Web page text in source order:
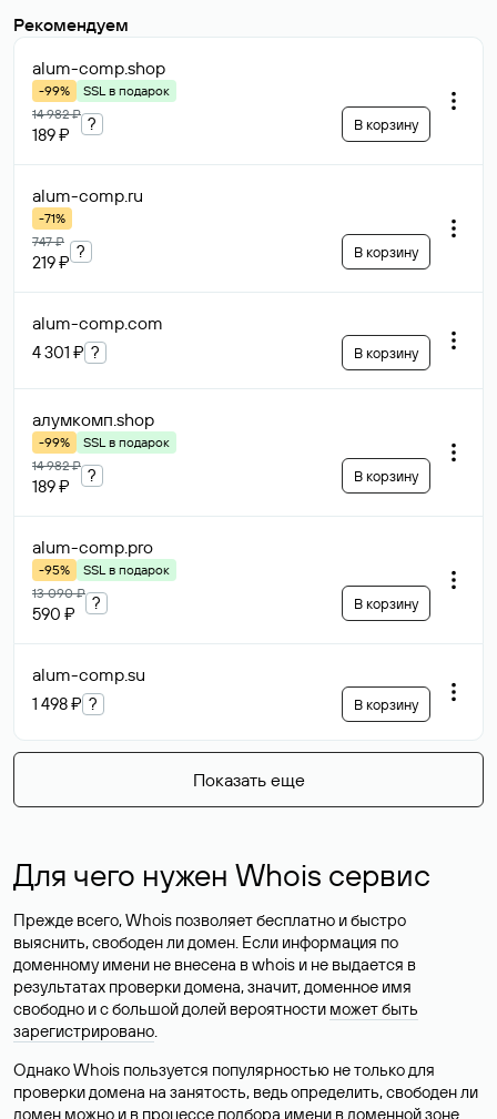
Рекомендуем
alum-comp.shop
-99%
SSL в подарок
14 982 ₽
189 ₽
? В корзину
alum-comp.ru
-71%
747 ₽
219 ₽
? В корзину
alum-comp.com
4 301 ₽ ? В корзину
алумкомп.shop
-99%
SSL в подарок
14 982 ₽
189 ₽
? В корзину
alum-comp.pro
-95%
SSL в подарок
13 090 ₽
590 ₽
? В корзину
alum-comp.su
1 498 ₽ ? В корзину
Показать еще
Для чего нужен Whois сервис
Прежде всего, Whois позволяет бесплатно и быстро
выяснить, свободен ли домен. Если информация по
доменному имени не внесена в whois и не выдается в
результатах проверки домена, значит, доменное имя
свободно и с большой долей вероятности может быть
зарегистрировано.
Однако Whois пользуется популярностью не только для
проверки домена на занятость, ведь определить, свободен ли
домен можно и в процессе подбора имени в доменной зоне.